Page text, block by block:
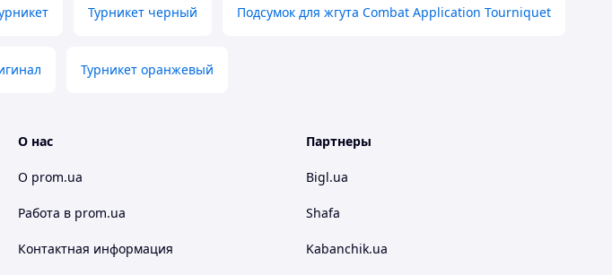
Турникет черный Подсумок для жгута Combat Application Tourniquet
Турникет оранжевый
О нас
О prom.ua
Работа в prom.ua
Контактная информация
Партнеры
Bigl.ua
Shafa
Kabanchik.ua